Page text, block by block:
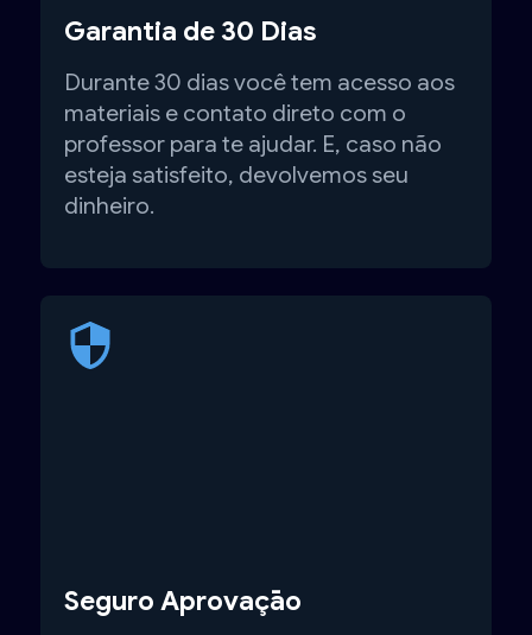
Garantia de 30 Dias
Durante 30 dias você tem acesso aos
materiais e contato direto com o
professor para te ajudar. E, caso não
esteja satisfeito, devolvemos seu
dinheiro.
Seguro Aprovaçāo